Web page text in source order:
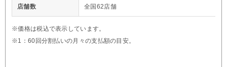
店舗数 全国62店舗
※価格は税込で表示しています。
※1：60回分割払いの月々の支払額の目安。